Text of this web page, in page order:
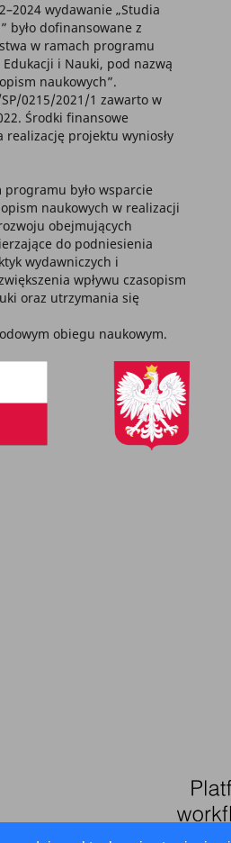
wydawanie „Studia
było dofinansowane z
w ramach programu
i Nauki, pod nazwą
naukowych”.
0215/2021/1 zawarto w
Środki finansowe
realizację projektu wyniosły
programu było wsparcie
naukowych w realizacji
obejmujących
do podniesienia
wydawniczych i
wpływu czasopism
oraz utrzymania się
obiegu naukowym.